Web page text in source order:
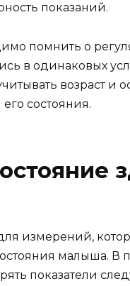
показаний.
помнить о
в одинаковых
возраст и
состояния.
измерений,
малыша. В
показатели